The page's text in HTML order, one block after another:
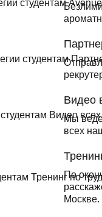
Видео
Мы
всех
По
Москве.